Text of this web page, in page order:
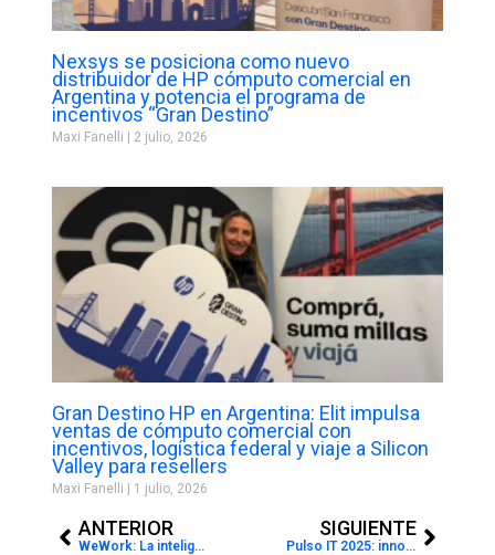
Nexsys se posiciona como nuevo
distribuidor de HP cómputo comercial en
Argentina y potencia el programa de
incentivos “Gran Destino”
Maxi Fanelli 2 julio, 2026
Gran Destino HP en Argentina: Elit impulsa
ventas de cómputo comercial con
incentivos, logística federal y viaje a Silicon
Valley para resellers
Maxi Fanelli 1 julio, 2026
ANTERIOR
WeWork: La inteligencia artificial redefine la colaboración en la oficina
SIGUIENTE
Pulso IT 2025: innovación, networking y una app para hacer ”match” en el ecosistema tecnológico